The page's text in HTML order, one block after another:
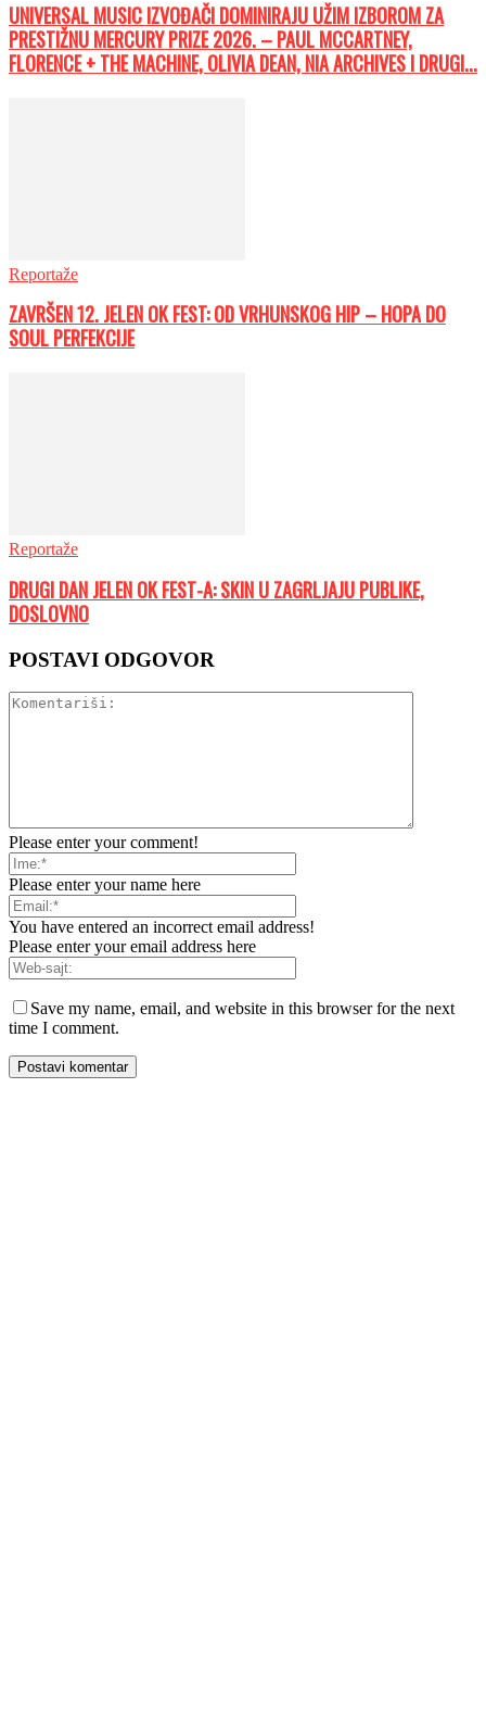
UNIVERSAL MUSIC IZVOĐAČI DOMINIRAJU UŽIM IZBOROM ZA
PRESTIŽNU MERCURY PRIZE 2026. – PAUL MCCARTNEY,
FLORENCE + THE MACHINE, OLIVIA DEAN, NIA ARCHIVES I DRUGI...
Reportaže
ZAVRŠEN 12. JELEN OK FEST: OD VRHUNSKOG HIP – HOPA DO
SOUL PERFEKCIJE
Reportaže
DRUGI DAN JELEN OK FEST-A: SKIN U ZAGRLJAJU PUBLIKE,
DOSLOVNO
POSTAVI ODGOVOR
Please enter your comment!
Please enter your name here
You have entered an incorrect email address!
Please enter your email address here
Save my name, email, and website in this browser for the next
time I comment.